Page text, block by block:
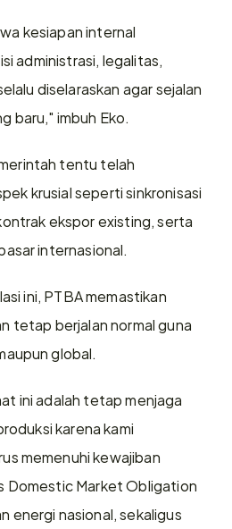
kesiapan internal
administrasi, legalitas,
diselaraskan agar sejalan
baru," imbuh Eko.
tentu telah
krusial seperti sinkronisasi
ekspor existing, serta
internasional.
ini, PTBA memastikan
tetap berjalan normal guna
global.
ini adalah tetap menjaga
karena kami
memenuhi kewajiban
Domestic Market Obligation
energi nasional, sekaligus